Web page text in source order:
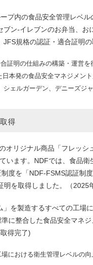
プ内の食品安全管理レベル
ン-イレブンのお弁当、お
規格の認証・適合証明の
証明の仕組みの構築・運営を
本発の食品安全マネジメン
ェルガーデン、デニーズジ
得
リジナル商品「フレッシ
います。NDFでは、食品衛
度を「NDF-FSMS認証制度
を取得しました。（2025
を製造するすべての工場に
に整合した食品安全マネ
得完了)
における衛生管理レベルの